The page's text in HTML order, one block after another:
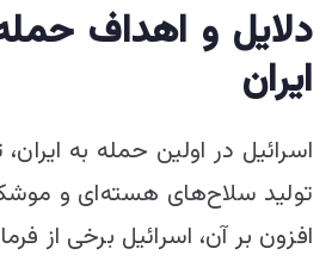
دلایل و اهداف
ایران
اسرائیل در اولین حمله به
تولید سلاح‌های هسته‌ای و
افزون بر آن، اسرائیل برخی از